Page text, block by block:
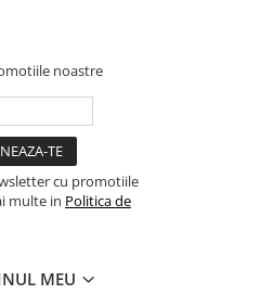
noastre
cu promotiile
multe in Politica de
MEU